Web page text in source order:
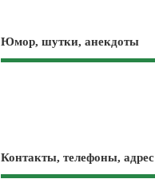
Юмор, шутки, анекдоты
Контакты, телефоны, адрес